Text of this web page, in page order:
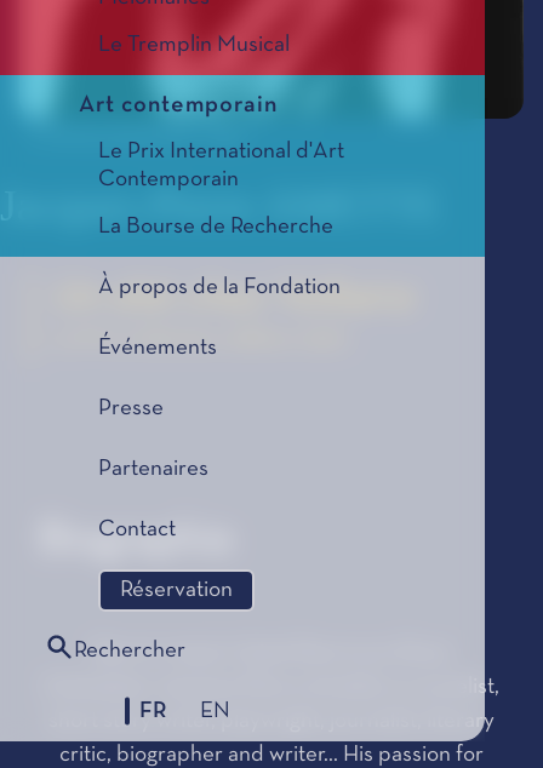
Le Tremplin Musical
Art contemporain
Le Prix International d'Art
Contemporain
La Bourse de Recherche
À propos de la Fondation
Événements
Presse
Partenaires
Contact
Réservation
Rechercher
FR EN
Jacques-Pierre AMETTE
Un été chez Voltaire
Le Prix Littéraire, édition 2007
Biographie
Born in 1943 in Saint-Pierre-sur-Dives
(Calvados), Jacques-Pierre Amette is a novelist,
short story writer, playwright, journalist, literary
critic, biographer and writer... His passion for